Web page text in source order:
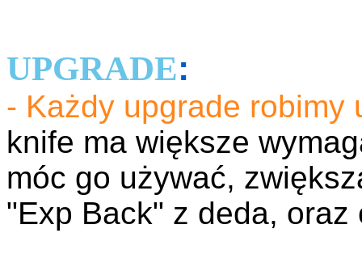
UPGRADE:
- Każdy upgrade robimy
knife ma większe
móc go używać,
"Exp Back" z deda, oraz